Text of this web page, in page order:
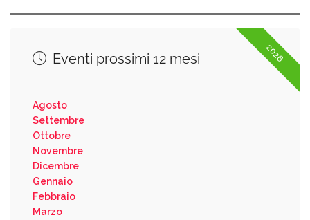
2026
Eventi prossimi 12 mesi
Agosto
Settembre
Ottobre
Novembre
Dicembre
Gennaio
Febbraio
Marzo